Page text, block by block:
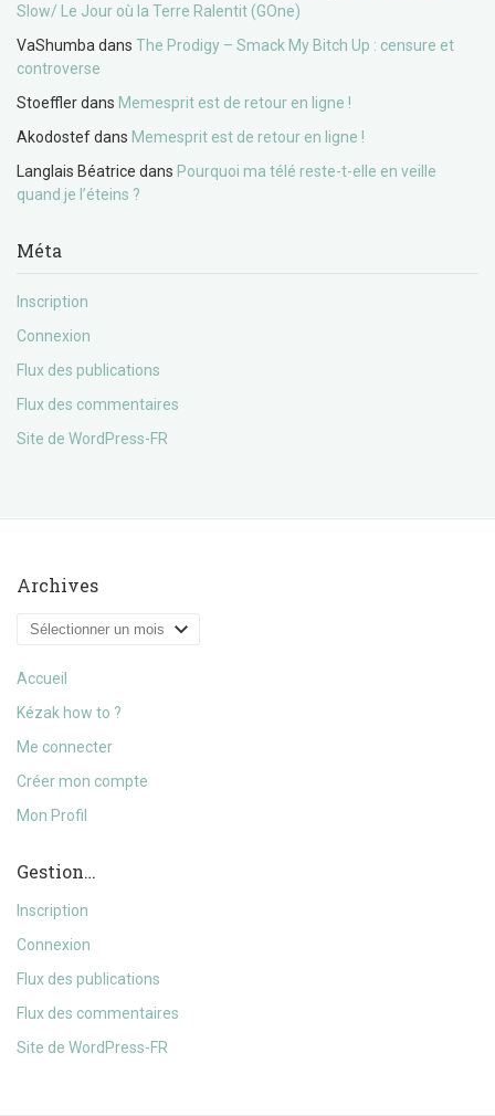
Slow/ Le Jour où la Terre Ralentit (GOne)
VaShumba dans The Prodigy – Smack My Bitch Up : censure et
controverse
Stoefflerdans Memesprit est de retour en ligne !
Akodostefdans Memesprit est de retour en ligne !
Langlais Béatrice dans Pourquoi ma télé reste-t-elle en veille
quand je l’éteins ?
Méta
Inscription
Connexion
Flux des publications
Flux des commentaires
Site de WordPress-FR
Archives
Archives
Accueil
Kézak how to ?
Me connecter
Créer mon compte
Mon Profil
Gestion…
Inscription
Connexion
Flux des publications
Flux des commentaires
Site de WordPress-FR